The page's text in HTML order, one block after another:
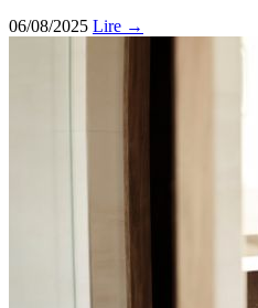
06/08/2025 Lire →